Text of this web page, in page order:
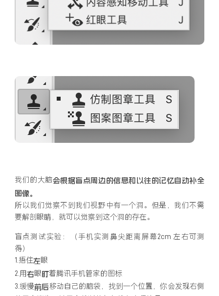
我们的大脑会根据盲点周边的信息和以往的记忆自动补全
图像。
所以我们觉察不到我们视野中有一个洞。但是，我们不需
要解剖眼睛，就可以觉察到这个洞的存在。
盲点测试实验：（手机实测鼻尖距离屏幕2cm 左右可测
得）
1.捂住左眼
2.用 右眼 盯着腾讯手机管家的图标
3.缓慢前后移动自己的脑袋，找到一个位置，你会发现右侧